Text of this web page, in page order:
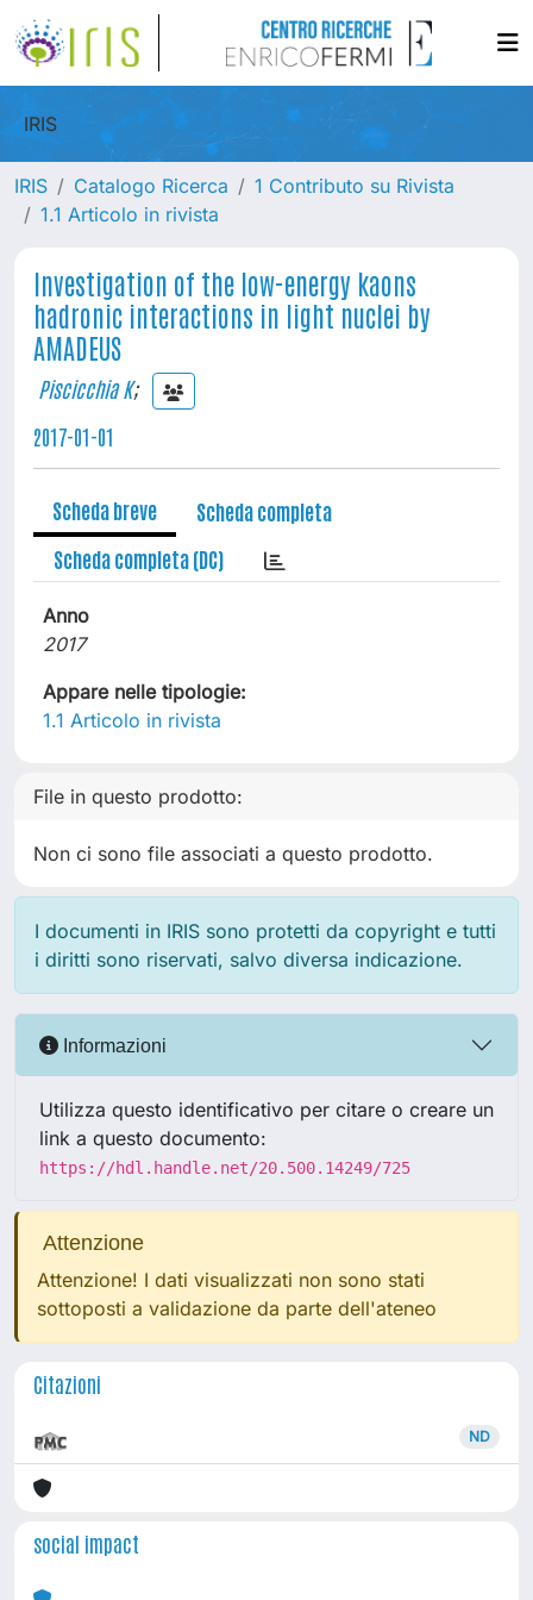
IRIS
IRIS Catalogo Ricerca
1 Contributo su Rivista
1.1 Articolo in rivista
Investigation of the low-energy kaons
hadronic interactions in light nuclei by
AMADEUS
Piscicchia K;
2017-01-01
Scheda breve
Scheda completa
Scheda completa (DC)
Anno
2017
Appare nelle tipologie:
1.1 Articolo in rivista
File in questo prodotto:
Non ci sono file associati a questo prodotto.
I documenti in IRIS sono protetti da copyright e tutti
i diritti sono riservati, salvo diversa indicazione.
Informazioni
Utilizza questo identificativo per citare o creare un
link a questo documento:
https://hdl.handle.net/20.500.14249/725
Attenzione
Attenzione! I dati visualizzati non sono stati
sottoposti a validazione da parte dell'ateneo
Citazioni
ND
social impact